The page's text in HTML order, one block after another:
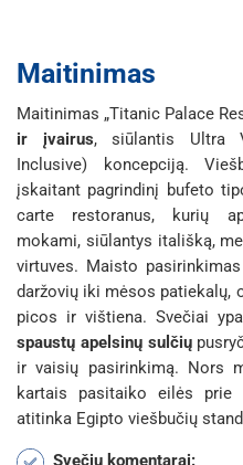
Maitinimas
Maitinimas „Titanic Palace
ir įvairus, siūlantis Ultra
Inclusive) koncepciją.
įskaitant pagrindinį bufeto
carte restoranus, kurių
mokami, siūlantys itališką,
virtuves. Maisto
daržovių iki mėsos patiekalų,
picos ir vištiena. Svečiai
spaustų apelsinų sulčių
ir vaisių pasirinkimą. Nors
kartais pasitaiko eilės prie
atitinka Egipto viešbučių